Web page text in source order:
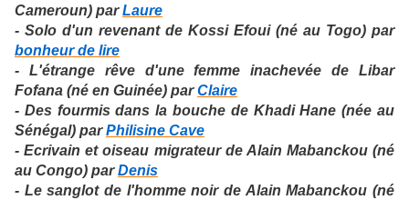
Cameroun) parLaure
- Solo d'un revenant de Kossi Efoui (né au Togo) par
bonheur de lire
- L'étrange rêve d'une femme inachevée de Libar
Fofana (né en Guinée) parClaire
- Des fourmis dans la bouche de Khadi Hane (née au
Sénégal) parPhilisine Cave
- Ecrivain et oiseau migrateur de Alain Mabanckou (né
au Congo) parDenis
- Le sanglot de l'homme noir de Alain Mabanckou (né